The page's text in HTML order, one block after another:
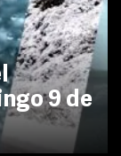
9 de